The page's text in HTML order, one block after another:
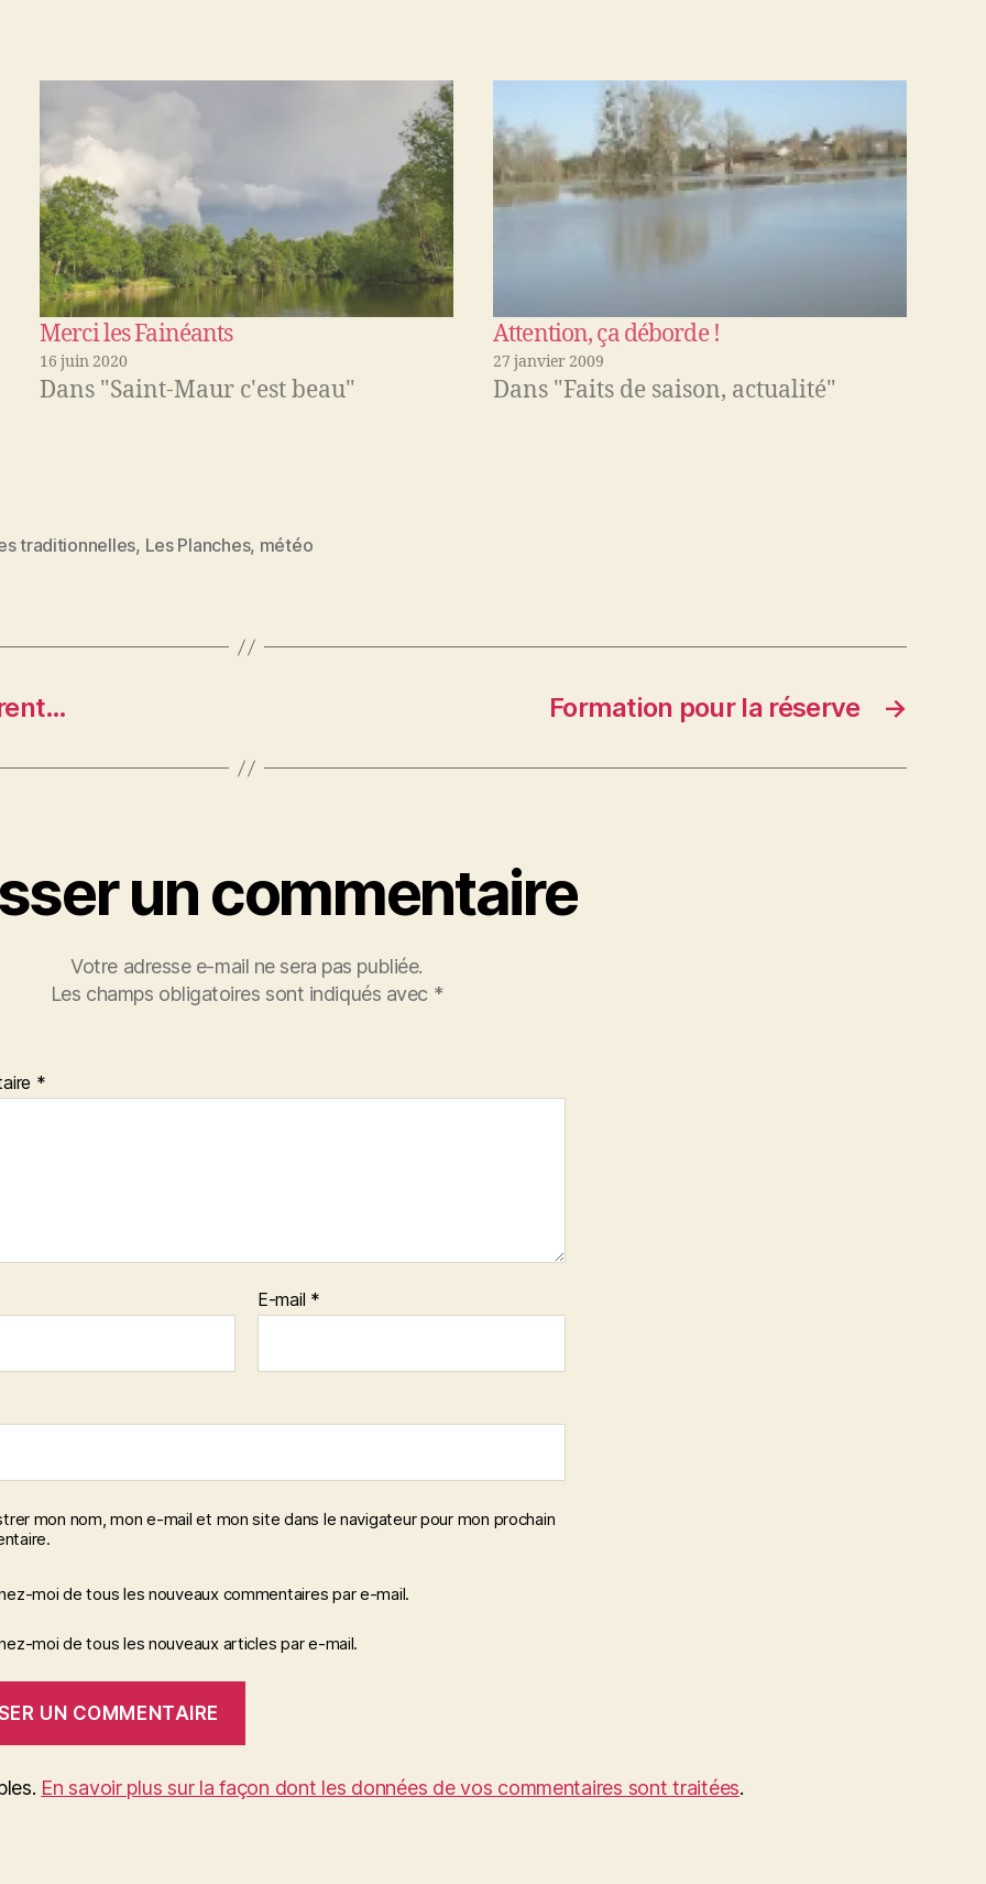
Merci les Fainéants
16 juin 2020
Dans "Saint-Maur c'est beau"
Attention, ça déborde !
27 janvier 2009
Dans "Faits de saison, actualité"
traditionnelles, Les Planches, météo
→
Formation pour la réserve
un commentaire
Votre adresse e-mail ne sera pas publiée.
Les champs obligatoires sont indiqués avec *
*
E-mail *
mon nom, mon e-mail et mon site dans le navigateur pour mon prochain
moi de tous les nouveaux commentaires par e-mail.
moi de tous les nouveaux articles par e-mail.
En savoir plus sur la façon dont les données de vos commentaires sont traitées.